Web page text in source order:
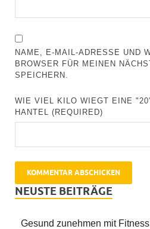
NAME, E-MAIL-ADRESSE UND
BROWSER FÜR MEINEN
SPEICHERN.
WIE VIEL KILO WIEGT EINE
HANTEL (REQUIRED)
NEUSTE BEITRÄGE
Gesund zunehmen mit